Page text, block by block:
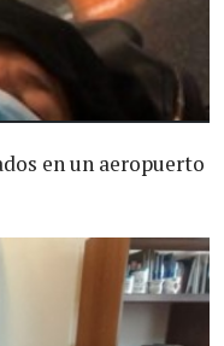
en un aeropuerto